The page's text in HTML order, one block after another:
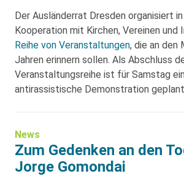
Der Ausländerrat Dresden organisiert
Kooperation mit Kirchen, Vereinen und
Reihe von Veranstaltungen, die an den
Jahren erinnern sollen. Als Abschluss
Veranstaltungsreihe ist für Samstag
antirassistische Demonstration
News
Zum Gedenken an den
Jorge Gomondai